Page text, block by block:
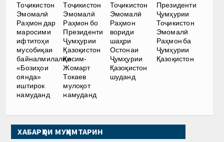
Тоҷикистон
Эмомалӣ
Раҳмон дар
маросими
ифтитоҳи
мусобиқаи
байналмилалии
«Бозиҳои
оянда»
иштирок
намуданд
Тоҷикистон
Эмомалӣ
Раҳмон бо
Президенти
Ҷумҳурии
Қазоқистон
Қосим-
Жомарт
Токаев
мулоқот
намуданд
Тоҷикистон
Эмомалӣ
Раҳмон
вориди
шаҳри
Остонаи
Ҷумҳурии
Қазоқистон
шуданд
Президенти
Ҷумҳурии
Тоҷикистон
Эмомалӣ
Раҳмон ба
Ҷумҳурии
Қазоқистон
ХАБАРҲОИ МУҲИМТАРИН